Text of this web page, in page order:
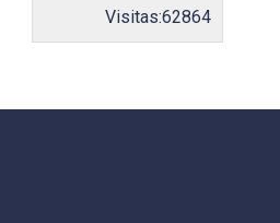
Visitas:62864